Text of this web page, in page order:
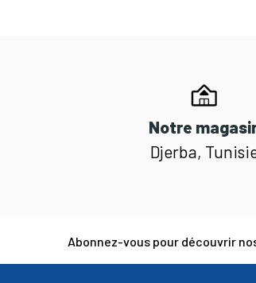
Notre
Djerba,
Abonnez-vous pour découvrir